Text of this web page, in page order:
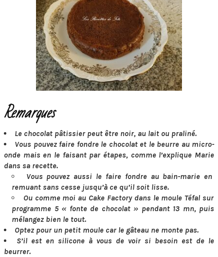
Remarques
Le chocolat pâtissier peut être noir, au lait ou praliné.
Vous pouvez faire fondre le chocolat et le beurre au micro-
onde mais en le faisant par étapes, comme l’explique Marie
dans sa recette.
Vous pouvez aussi le faire fondre au bain-marie en
remuant sans cesse jusqu’à ce qu’il soit lisse.
Ou comme moi au Cake Factory dans le moule Téfal sur
programme 5 « fonte de chocolat » pendant 13 mn, puis
mélangez bien le tout.
Optez pour un petit moule car le gâteau ne monte pas.
S’il est en silicone à vous de voir si besoin est de le
beurrer.